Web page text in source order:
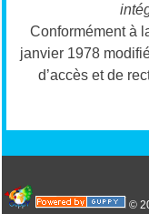
Conformément à
janvier 1978
d’accès et de
©